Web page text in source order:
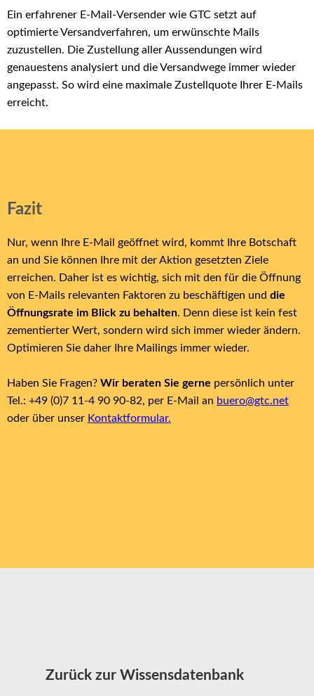
Ein erfahrener E-Mail-Versender wie GTC setzt auf
optimierte Versandverfahren, um erwünschte Mails
zuzustellen. Die Zustellung aller Aussendungen wird
genauestens analysiert und die Versandwege immer wieder
angepasst. So wird eine maximale Zustellquote Ihrer E-Mails
erreicht.
Fazit
Nur, wenn Ihre E-Mail geöffnet wird, kommt Ihre Botschaft
an und Sie können Ihre mit der Aktion gesetzten Ziele
erreichen. Daher ist es wichtig, sich mit den für die Öffnung
von E-Mails relevanten Faktoren zu beschäftigen und die
Öffnungsrate im Blick zu behalten. Denn diese ist kein fest
zementierter Wert, sondern wird sich immer wieder ändern.
Optimieren Sie daher Ihre Mailings immer wieder.
Haben Sie Fragen? Wir beraten Sie gerne persönlich unter
Tel.: +49 (0)7 11-4 90 90-82, per E-Mail an buero@gtc.net
oder über unser Kontaktformular.
Zurück zur Wissensdatenbank